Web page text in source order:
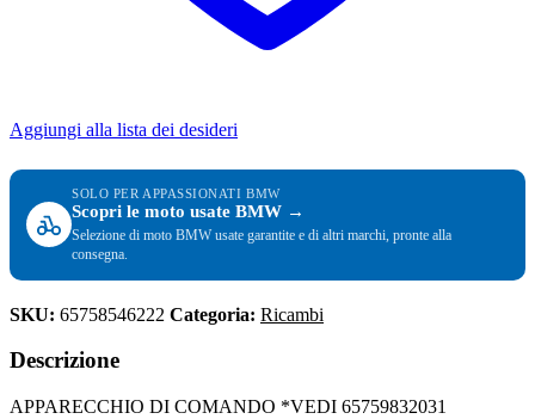
Aggiungi alla lista dei desideri
SOLO PER APPASSIONATI BMW
Scopri le moto usate BMW →
Selezione di moto BMW usate garantite e di altri marchi, pronte alla
consegna.
SKU: 65758546222 Categoria: Ricambi
Descrizione
APPARECCHIO DI COMANDO *VEDI 65759832031